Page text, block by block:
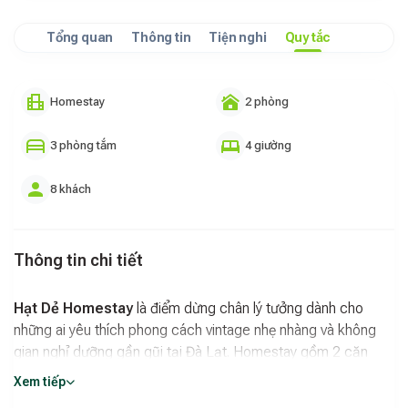
Tổng quan Thông tin Tiện nghi Quy tắc
Homestay 2 phòng
3 phòng tắm 4 giường
8 khách
Thông tin chi tiết
Hạt Dẻ Homestaylà điểm dừng chân lý tưởng dành cho
những ai yêu thích phong cách vintage nhẹ nhàng và không
gian nghỉ dưỡng gần gũi tại Đà Lạt. Homestay gồm 2 căn
riêng biệt, được thiết kế chỉn chu với lối decor ấm áp, mang
Xem tiếp